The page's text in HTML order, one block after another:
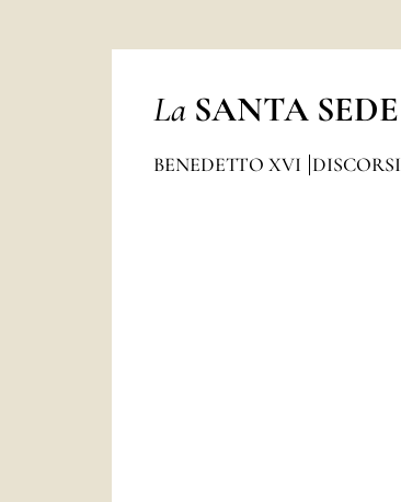
La SANTA SEDE
BENEDETTO XVI DISCORSI